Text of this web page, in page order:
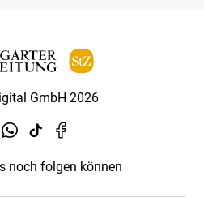
GmbH 2026
noch folgen können